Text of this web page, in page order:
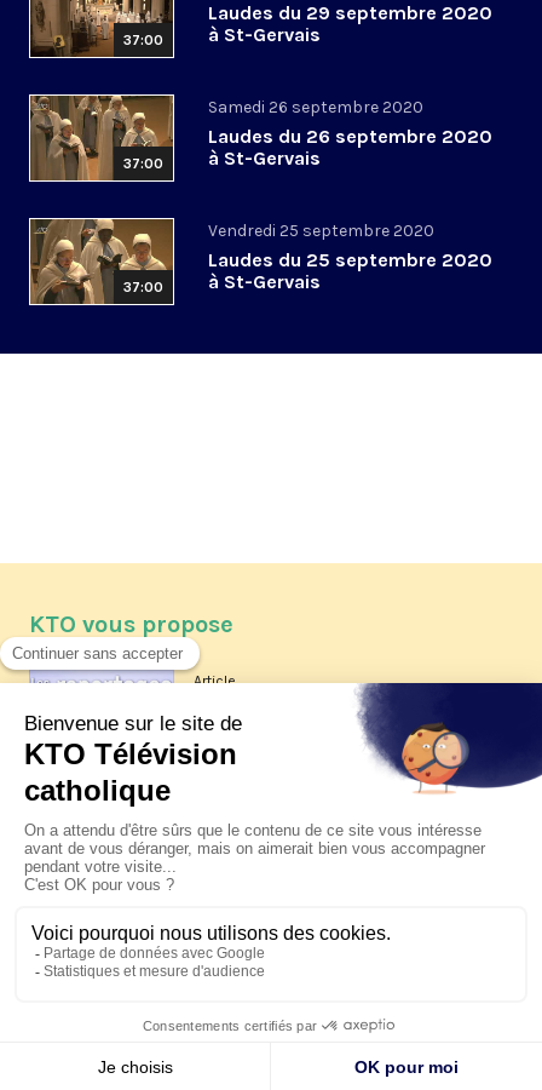
37:00
Laudes du 29 septembre 2020
à St-Gervais
37:00
Samedi 26 septembre 2020
Laudes du 26 septembre 2020
à St-Gervais
37:00
Vendredi 25 septembre 2020
Laudes du 25 septembre 2020
à St-Gervais
KTO vous propose
Article
Les reportages d'été 2026 de KTO
La visite pastorale du pape Léon
XIV à Assise à suivre sur KTO le
jeudi 6 août
Le pape en Uruguay, Argentine et
Pérou du 6 au 17 novembre 2026
© KTO 2026 — Mentions légales